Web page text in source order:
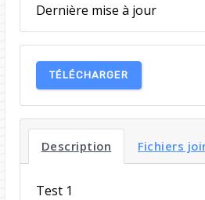
Dernière mise à jour
TÉLÉCHARGER
Description Fichiers
Test 1